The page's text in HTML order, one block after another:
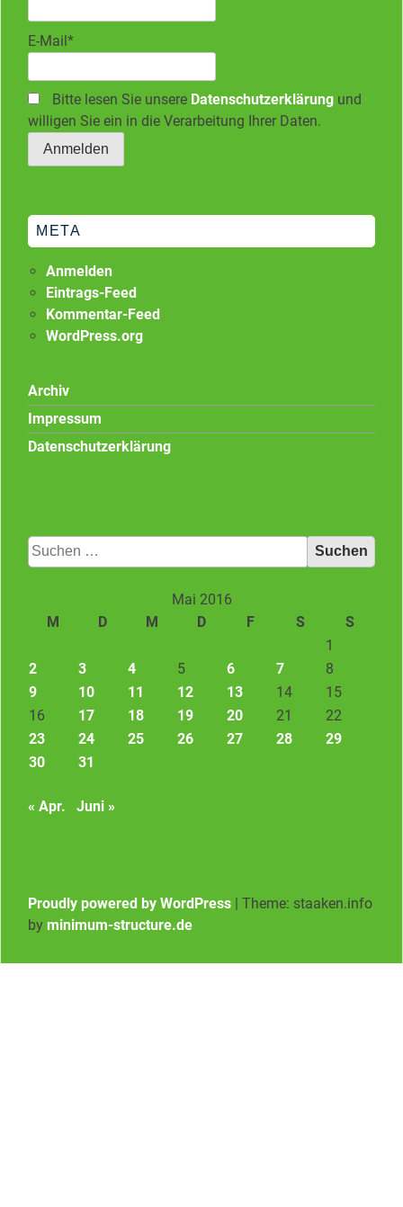
E-Mail*
Bitte lesen Sie unsere Datenschutzerklärung und
willigen Sie ein in die Verarbeitung Ihrer Daten.
META
Anmelden
Eintrags-Feed
Kommentar-Feed
WordPress.org
Archiv
Impressum
Datenschutzerklärung
Suchen
nach:
Mai 2016
M
D M D F S
S
1
2
3 4 5 6 7
8
9
10 11 12 13 14
15
16
17 18 19 20 21
22
23
24 25 26 27 28
29
30
31
« Apr. Juni »
Proudly powered by WordPress | Theme: staaken.info
by minimum-structure.de